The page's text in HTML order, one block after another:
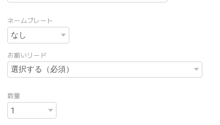
ネームプレート
お揃いリード
数量